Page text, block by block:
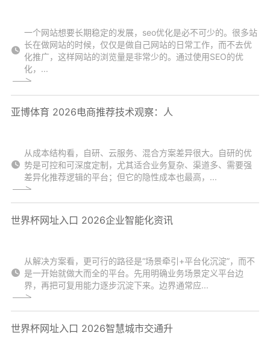
一个网站想要长期稳定的发展，seo优化是必不可少的。很多站
长在做网站的时候，仅仅是做自己网站的日常工作，而不去优
化推广，这样网站的浏览量是非常少的。通过使用SEO的优
化，...
亚博体育 2026电商推荐技术观察：人
从成本结构看，自研、云服务、混合方案差异很大。自研的优
势是可控和可深度定制，尤其适合业务复杂、渠道多、需要强
差异化推荐逻辑的平台；但它的隐性成本也最高，...
世界杯网址入口 2026企业智能化资讯
从解决方案看，更可行的路径是“场景牵引+平台化沉淀”，而不
是一开始就做大而全的平台。先用明确业务场景定义平台边
界，再把可复用能力逐步沉淀下来。边界通常应...
世界杯网址入口 2026智慧城市交通升